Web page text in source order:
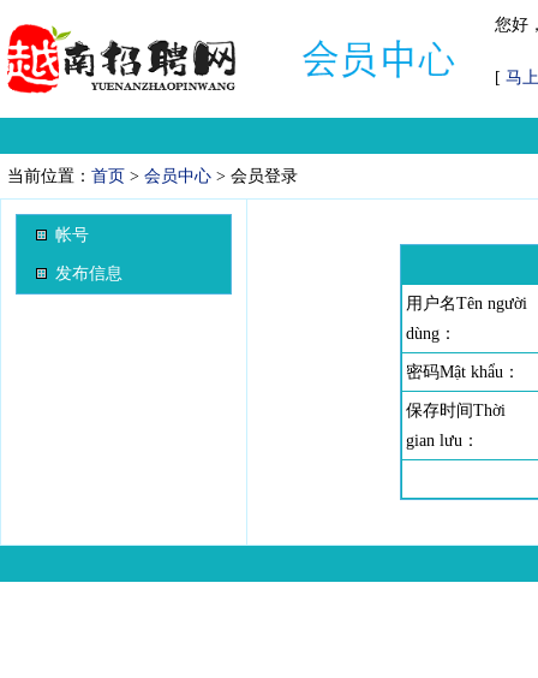
您好
[ 马
当前位置： 首页 > 会员中心 > 会员登录
帐号
发布信息
用户名Tên người
dùng：
密码Mật khẩu：
保存时间Thời
gian lưu：